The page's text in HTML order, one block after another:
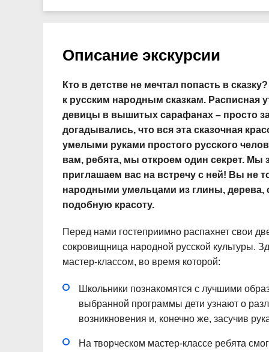
Описание экскурсии
Кто в детстве не мечтал попасть в
к русским народным сказкам. Расписная
девицы в вышитых сарафанах – просто
догадывались, что вся эта сказочная
умелыми руками простого русского
вам, ребята, мы откроем один секрет. Мы
приглашаем вас на встречу с ней! Вы не
народными умельцами из глины, дерева,
подобную красоту.
Перед нами гостеприимно распахнет свои
сокровищница народной русской культуры.
мастер-классом, во время которой:
Школьники познакомятся с лучшими
выбранной программы дети узнают о
возникновения и, конечно же, засучив
На творческом мастер-классе ребята